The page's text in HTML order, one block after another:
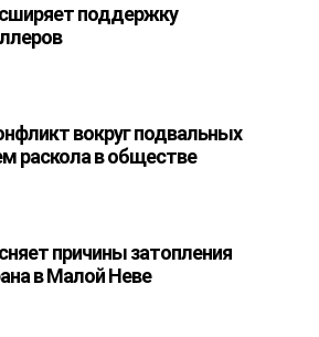
поддержку
вокруг подвальных
раскола в обществе
причины затопления
в Малой Неве